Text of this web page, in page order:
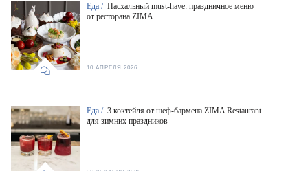
Еда / Пасхальный must-have: праздничное меню
от ресторана ZIMA
10 АПРЕЛЯ 2026
Еда / 3 коктейля от шеф-бармена ZIMA Restaurant
для зимних праздников